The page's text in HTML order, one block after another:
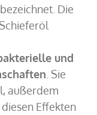
bezeichnet. Die
und
. Sie
außerdem
Effekten